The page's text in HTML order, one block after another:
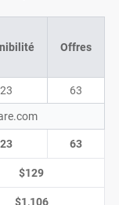
Offres
63
63
$129
$1,106